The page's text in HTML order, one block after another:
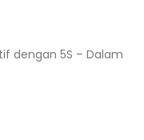
dengan 5S – Dalam